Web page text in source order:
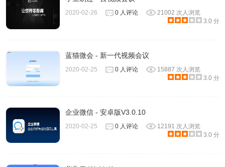
会话右边栏设置，即可保存或分享群二维码。
2020-02-26 0 人评论
21002 次人浏览
3.0 分
蓝猫微会 - 新一代视频会议
2020-02-25 0 人评论
15887 次人浏览
3.0 分
企业微信 - 安卓版V3.0.10
2020-02-25 0 人评论
12191 次人浏览
3.0 分